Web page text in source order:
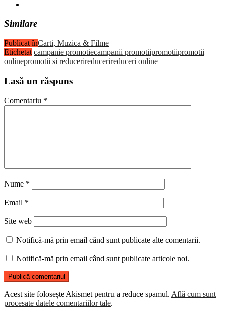
Similare
Publicat înCarti, Muzica & Filme
Etichetat campanie promotiecampanii promotiipromotiipromotii
onlinepromotii si reducerireducerireduceri online
Lasă un răspuns
Comentariu *
Nume *
Email *
Site web
Notifică-mă prin email când sunt publicate alte comentarii.
Notifică-mă prin email când sunt publicate articole noi.
Acest site folosește Akismet pentru a reduce spamul. Află cum sunt
procesate datele comentariilor tale.